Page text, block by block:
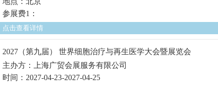
参展费1：
点击查看详情
2027（第九届） 世界细胞治疗与再生医学大会暨展览会
主办方：上海广贸会展服务有限公司
时间：2027-04-23-2027-04-25